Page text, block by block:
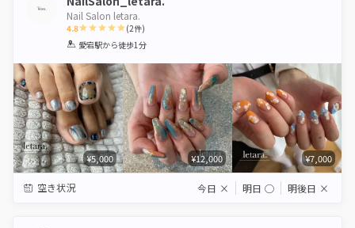
Nail Salon letara.
4.8
1 2 3 4 5
(2件)
愛宕駅から徒歩1分
¥5,000 ¥12,000 ¥7,000
空き状況 今日 × 明日 ◯ 明後日 ×